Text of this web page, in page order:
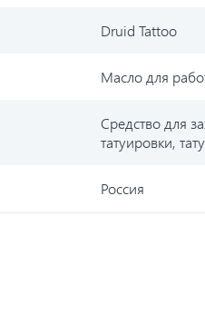
Druid Tattoo
Масло для
Средство для
татуировки,
Россия